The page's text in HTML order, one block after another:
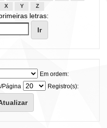
X Y Z
letras:
Em ordem:
Página
Registro(s):